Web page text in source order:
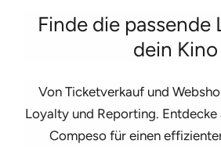
Finde die passende
dein Kino
Von Ticketverkauf und
Loyalty und Reporting. Entdecke
Compeso für einen